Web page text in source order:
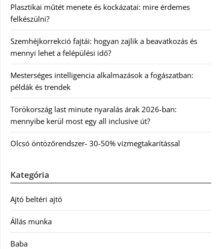
Plasztikai műtét menete és kockázatai: mire érdemes
felkészülni?
Szemhéjkorrekció fajtái: hogyan zajlik a beavatkozás és
mennyi lehet a felépülési idő?
Mesterséges intelligencia alkalmazások a fogászatban:
példák és trendek
Törökország last minute nyaralás árak 2026-ban:
mennyibe kerül most egy all inclusive út?
Olcsó öntözőrendszer- 30-50% vízmegtakarítással
Kategória
Ajtó beltéri ajtó
Állás munka
Baba